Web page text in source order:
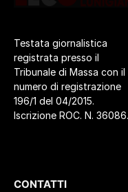
Testata giornalistica
registrata presso il
Tribunale di Massa con il
numero di registrazione
196/1 del 04/2015.
Iscrizione ROC. N. 36086.
CONTATTI